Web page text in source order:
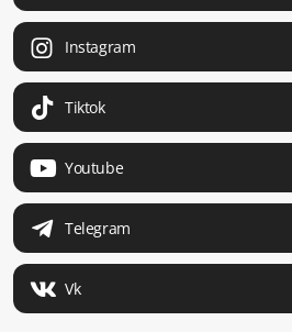
Instagram
Tiktok
Youtube
Telegram
Vk